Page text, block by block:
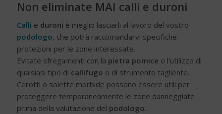
Non eliminate MAI calli e duroni
Calli e duroni è meglio lasciarli al lavoro del vostro
podologo, che potrà raccomandarvi specifiche
protezioni per le zone interessate.
Evitate sfregamenti con la pietra pomice o l’utilizzo di
qualsiasi tipo di callifugo o di strumento tagliente.
Cerotti o solette morbide possono essere utili per
proteggere temporaneamente le zone danneggiate
prima della valutazione del podologo.